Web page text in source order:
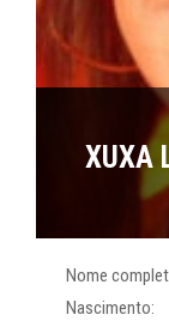
XUXA
Nome
Nascimento: